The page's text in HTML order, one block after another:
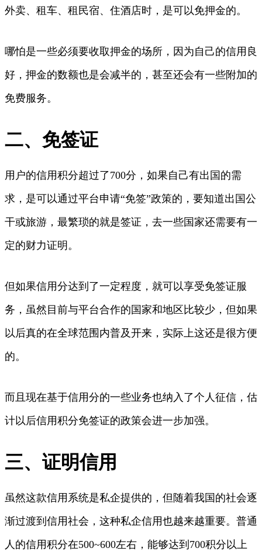
外卖、租车、租民宿、住酒店时，是可以免押金的。
哪怕是一些必须要收取押金的场所，因为自己的信用良
好，押金的数额也是会减半的，甚至还会有一些附加的
免费服务。
二、免签证
用户的信用积分超过了700分，如果自己有出国的需
求，是可以通过平台申请“免签”政策的，要知道出国公
干或旅游，最繁琐的就是签证，去一些国家还需要有一
定的财力证明。
但如果信用分达到了一定程度，就可以享受免签证服
务，虽然目前与平台合作的国家和地区比较少，但如果
以后真的在全球范围内普及开来，实际上这还是很方便
的。
而且现在基于信用分的一些业务也纳入了个人征信，估
计以后信用积分免签证的政策会进一步加强。
三、证明信用
虽然这款信用系统是私企提供的，但随着我国的社会逐
渐过渡到信用社会，这种私企信用也越来越重要。普通
人的信用积分在500~600左右，能够达到700积分以上